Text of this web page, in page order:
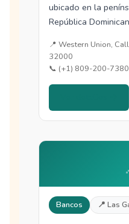
ubicado en la
República
📍 Western Union,
32000
📞 (+1) 809-200-7380
Bancos 📍 Las